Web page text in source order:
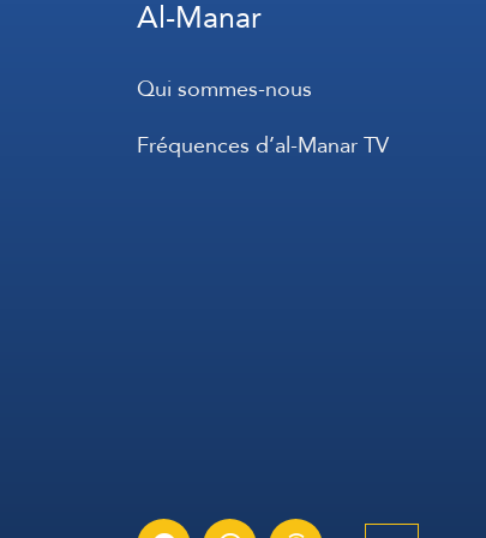
Al-Manar
Qui sommes-nous
Fréquences d’al-Manar TV